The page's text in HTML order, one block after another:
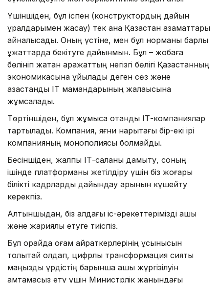
Үшіншіден, бұл іспен (конструктордың дайын
құралдарымен жасау) тек қана Қазақстан азаматтары
айналысады. Оның үстіне, мен бұл норманы барлық
құжаттарда бекітуге дайынмын. Бұл – жобаға
бөлініп жатқан қаражаттың негізгі бөлігі Қазақстанның
экономикасына құйылады деген сөз және
қазақстандық IT мамандарының жалақысына
жұмсалады.
Төртіншіден, бұл жұмысқа отандық ІТ-компаниялар
тартылады. Компания, яғни нарықтағы бір-екі ірі
компанияның монополиясы болмайды.
Бесіншіден, жалпы ІТ-саланы дамыту, соның
ішінде платформаны жетілдіру үшін біз жоғары
білікті кадрларды дайындау қарқынын күшейту
керекпіз.
Алтыншыдан, біз алдағы іс-әрекеттерімізді ашық
және жариялы етуге тиіспіз.
Бұл орайда қоғам қайраткерлерінің ұсынысын
толықтай қолдап, цифрлық трансформация сияқты
маңызды үрдістің барынша ашық жүргізілуін
қамтамасыз ету үшін Министрлік жанындағы